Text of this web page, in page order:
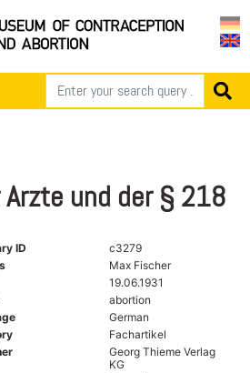
Arzte und der § 218
ID
c3279
Max Fischer
19.06.1931
abortion
German
Fachartikel
Georg Thieme Verlag
KG